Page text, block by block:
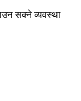
सक्ने व्यवस्था